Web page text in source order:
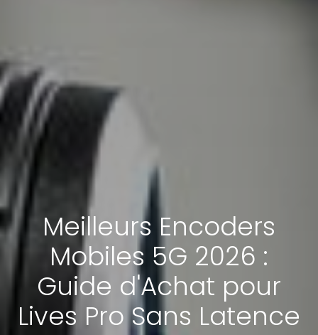
Meilleurs Encoders
Mobiles 5G 2026 :
Guide d'Achat pour
Lives Pro Sans Latence